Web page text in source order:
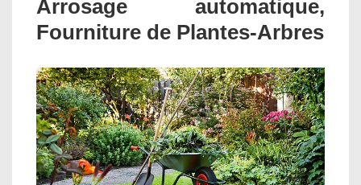
Arrosage automatique,
Fourniture de Plantes-Arbres